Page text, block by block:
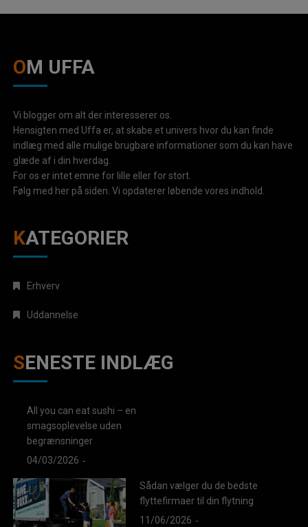
OM UFFA
Vi blogger om alt der interesserer os.
Hensigten med Uffa er, at skabe et univers hvor du kan finde
indlæg med alle mulige brugbare informationer som du kan have
glæde af i din hverdag.
For os er intet emne for lille eller for stort.
Følg med her på siden. Vi opdaterer løbende vores indhold.
KATEGORIER
Erhverv
Uddannelse
SENESTE INDLÆG
All you can eat sushi – en
smagsoplevelse uden
begrænsninger
04/03/2026
Sådan vælger du de bedste
flyttefirmaer til din flytning
11/06/2026